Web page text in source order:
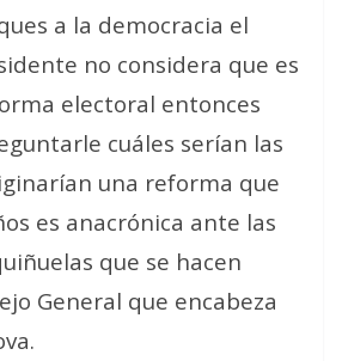
a la democracia el
no considera que es
electoral entonces
cuáles serían las
una reforma que
es anacrónica ante las
que se hacen
General que encabeza